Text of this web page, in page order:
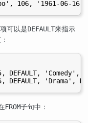
可以是DEFAULT来指示
DEFAULT, 'Comedy',
FROM子句中：